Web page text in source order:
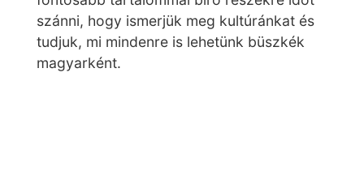
szánni, hogy ismerjük meg kultúránkat és
tudjuk, mi mindenre is lehetünk büszkék
magyarként.